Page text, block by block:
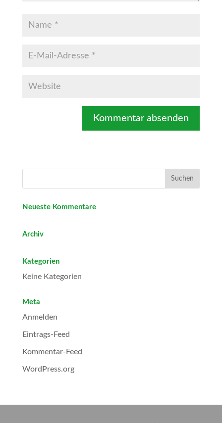
Neueste Kommentare
Archiv
Kategorien
Keine Kategorien
Meta
Anmelden
Eintrags-Feed
Kommentar-Feed
WordPress.org